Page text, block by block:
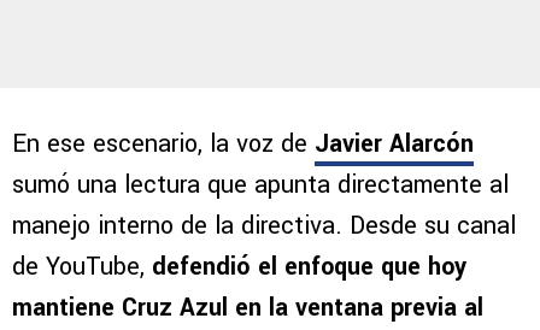
En ese escenario, la voz de Javier Alarcón
sumó una lectura que apunta directamente al
manejo interno de la directiva. Desde su canal
de YouTube, defendió el enfoque que hoy
mantiene Cruz Azul en la ventana previa al